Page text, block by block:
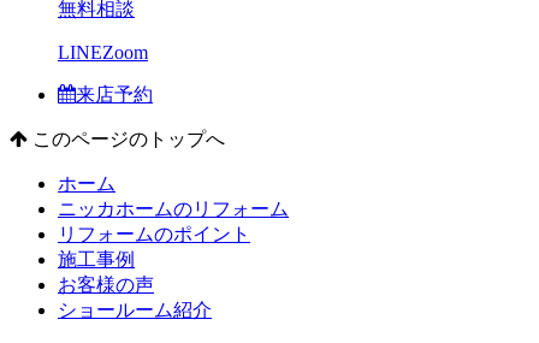
無料相談
LINEZoom
来店予約
このページのトップへ
ホーム
ニッカホームのリフォーム
リフォームのポイント
施工事例
お客様の声
ショールーム紹介